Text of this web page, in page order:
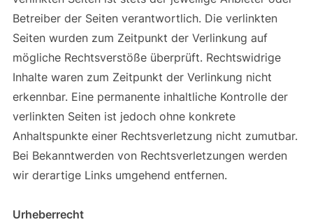
Betreiber der Seiten verantwortlich. Die verlinkten
Seiten wurden zum Zeitpunkt der Verlinkung auf
mögliche Rechtsverstöße überprüft. Rechtswidrige
Inhalte waren zum Zeitpunkt der Verlinkung nicht
erkennbar. Eine permanente inhaltliche Kontrolle der
verlinkten Seiten ist jedoch ohne konkrete
Anhaltspunkte einer Rechtsverletzung nicht zumutbar.
Bei Bekanntwerden von Rechtsverletzungen werden
wir derartige Links umgehend entfernen.
Urheberrecht